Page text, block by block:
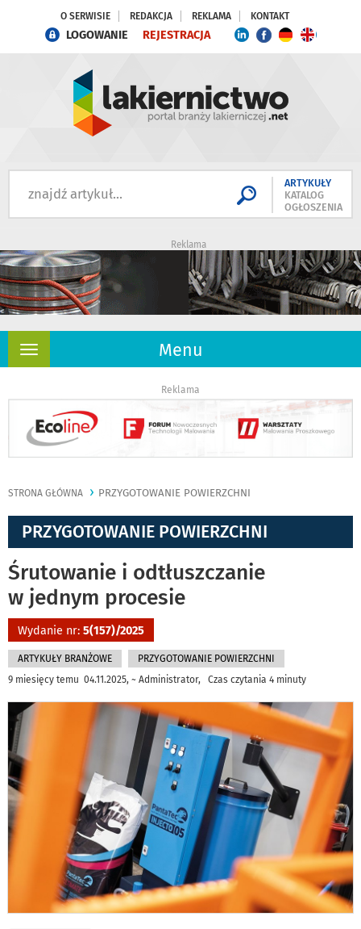
O SERWISIE REDAKCJA REKLAMA KONTAKT
LOGOWANIE REJESTRACJA
ARTYKUŁY
KATALOG
OGŁOSZENIA
Reklama
Menu
Rozwiń
Reklama
STRONA GŁÓWNA PRZYGOTOWANIE POWIERZCHNI
PRZYGOTOWANIE POWIERZCHNI
Śrutowanie i odtłuszczanie
w jednym procesie
Wydanie nr: 5(157)/2025
ARTYKUŁY BRANŻOWE
PRZYGOTOWANIE POWIERZCHNI
9 miesięcy temu 04.11.2025, ~ Administrator, Czas czytania 4 minuty